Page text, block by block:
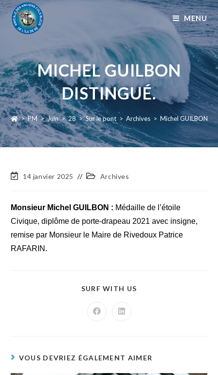
MENU
MICHEL GUILBON
DISTINGUÉ.
> PM > Juin > 28 > Sur le pont > Archives > Michel GUILBON
14 janvier 2025 Archives
Monsieur Michel GUILBON : Médaille de l’étoile
Civique, diplôme de porte-drapeau 2021 avec insigne,
remise par Monsieur le Maire de Rivedoux Patrice
RAFARIN.
SURF WITH US
VOUS DEVRIEZ ÉGALEMENT AIMER